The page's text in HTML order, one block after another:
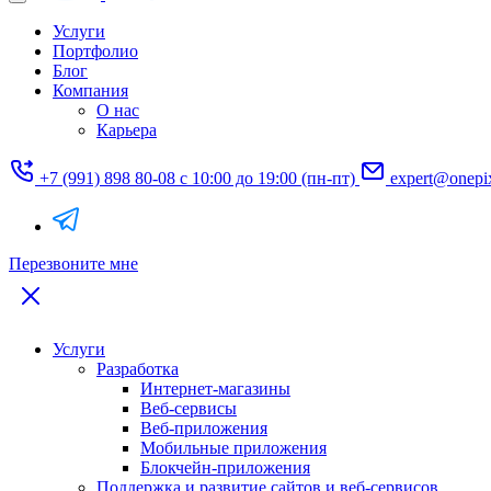
Услуги
Портфолио
Блог
Компания
О нас
Карьера
+7 (991) 898 80-08 с 10:00 до 19:00 (пн-пт)
Перезвоните мне
Услуги
Разработка
Интернет-магазины
Веб-сервисы
Веб-приложения
Мобильные приложения
Блокчейн-приложения
Поддержка и развитие сайтов и веб-сервисов